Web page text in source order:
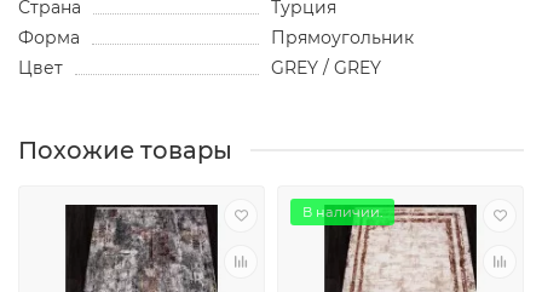
Страна
Турция
Форма
Прямоугольник
Цвет
GREY / GREY
Похожие товары
В наличии.